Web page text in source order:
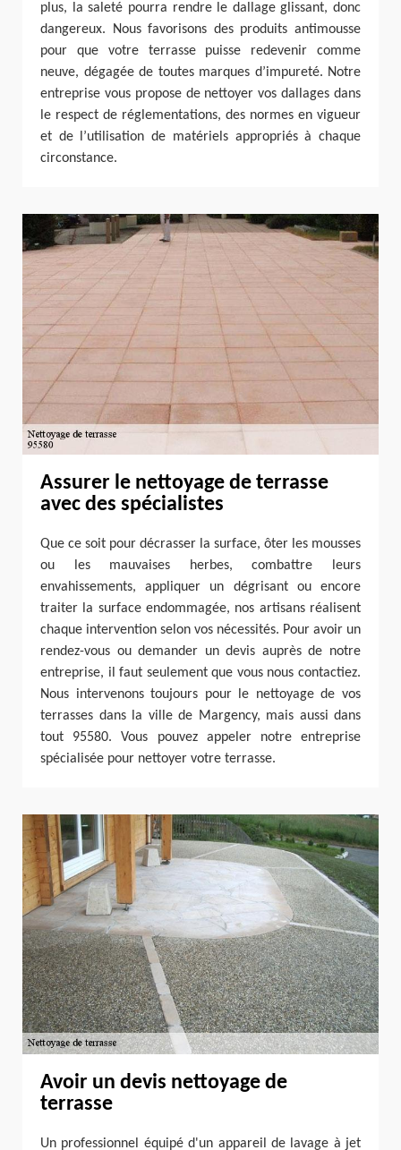
plus, la saleté pourra rendre le dallage glissant, donc
dangereux. Nous favorisons des produits antimousse
pour que votre terrasse puisse redevenir comme
neuve, dégagée de toutes marques d’impureté. Notre
entreprise vous propose de nettoyer vos dallages dans
le respect de réglementations, des normes en vigueur
et de l’utilisation de matériels appropriés à chaque
circonstance.
Assurer le nettoyage de terrasse
avec des spécialistes
Que ce soit pour décrasser la surface, ôter les mousses
ou les mauvaises herbes, combattre leurs
envahissements, appliquer un dégrisant ou encore
traiter la surface endommagée, nos artisans réalisent
chaque intervention selon vos nécessités. Pour avoir un
rendez-vous ou demander un devis auprès de notre
entreprise, il faut seulement que vous nous contactiez.
Nous intervenons toujours pour le nettoyage de vos
terrasses dans la ville de Margency, mais aussi dans
tout 95580. Vous pouvez appeler notre entreprise
spécialisée pour nettoyer votre terrasse.
Avoir un devis nettoyage de
terrasse
Un professionnel équipé d'un appareil de lavage à jet